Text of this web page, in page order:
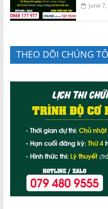
June
THEO DÕI CHÚNG